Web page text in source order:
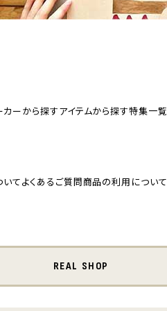
カーから探すアイテムから探す特集一覧
てよくあるご質問商品の利用について
REAL SHOP